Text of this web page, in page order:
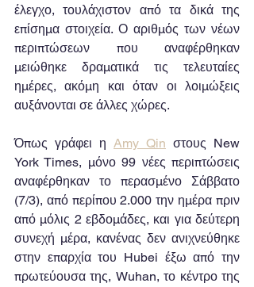
έλεγχο, τουλάχιστον από τα δικά της
επίσημα στοιχεία. Ο αριθμός των νέων
περιπτώσεων που αναφέρθηκαν
μειώθηκε δραματικά τις τελευταίες
ημέρες, ακόμη και όταν οι λοιμώξεις
αυξάνονται σε άλλες χώρες.
Όπως γράφει η Amy Qin στους New
York Times, μόνο 99 νέες περιπτώσεις
αναφέρθηκαν το περασμένο Σάββατο
(7/3), από περίπου 2.000 την ημέρα πριν
από μόλις 2 εβδομάδες, και για δεύτερη
συνεχή μέρα, κανένας δεν ανιχνεύθηκε
στην επαρχία του Hubei έξω από την
πρωτεύουσα της, Wuhan, το κέντρο της